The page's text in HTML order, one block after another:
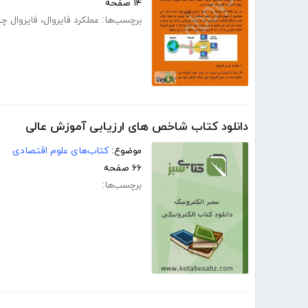
۱۴ صفحه
برچسب‌ها: عملکرد فایروال‌،
دانلود کتاب شاخص های ارزیابی آموزش عالی
موضوع: کتاب‌های علوم اقتصادی
۶۶ صفحه
برچسب‌ها: